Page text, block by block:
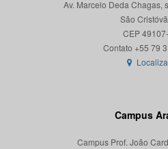
Av. Marcelo Deda Chagas,
São
CEP
Campus
Campus Prof. João